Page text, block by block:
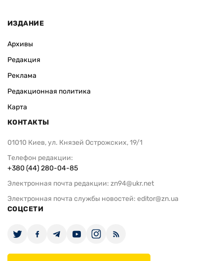
ИЗДАНИЕ
Архивы
Редакция
Реклама
Редакционная политика
Карта
КОНТАКТЫ
01010 Киев, ул. Князей Острожских, 19/1
Телефон редакции:
+380 (44) 280-04-85
Электронная почта редакции: zn94@ukr.net
Электронная почта службы новостей: editor@zn.ua
СОЦСЕТИ